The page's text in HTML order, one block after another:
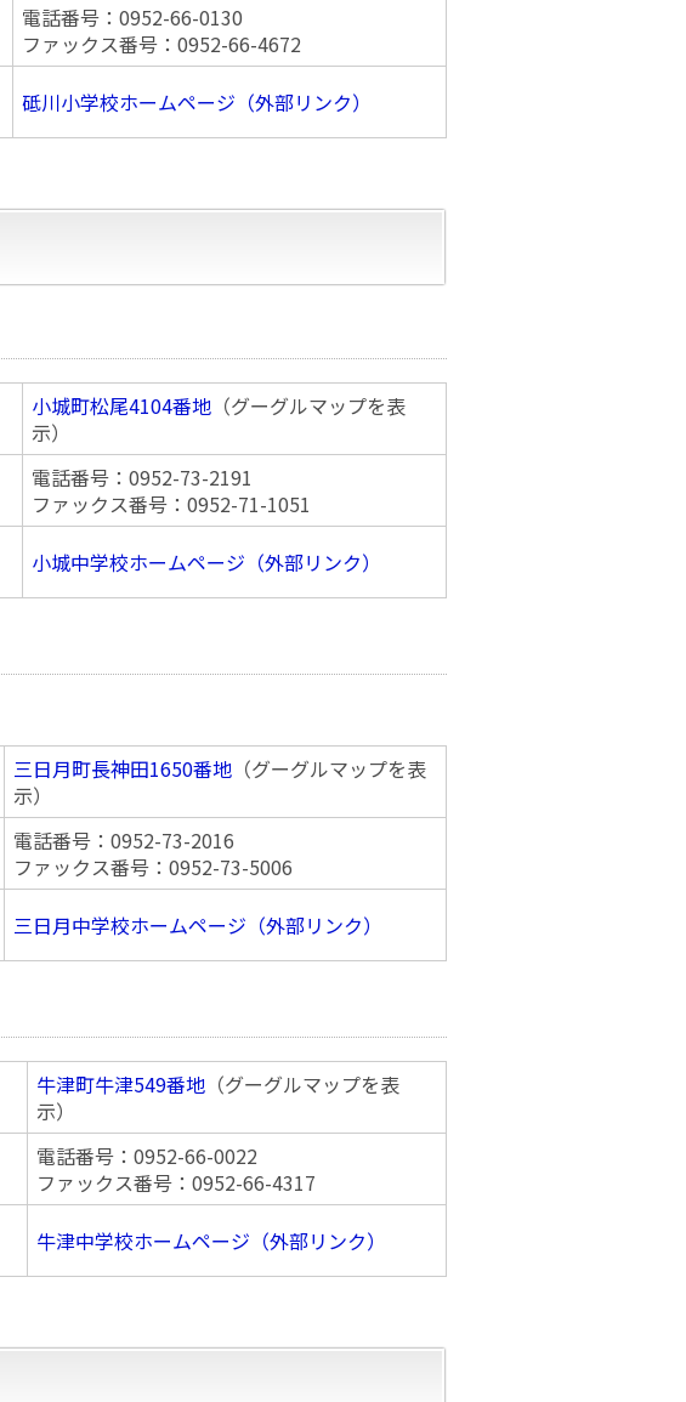
電話番号：0952-66-0130
ファックス番号：0952-66-4672
砥川小学校ホームページ（外部リンク）
小城町松尾4104番地 （グーグルマップを表
示）
電話番号：0952-73-2191
ファックス番号：0952-71-1051
小城中学校ホームページ（外部リンク）
三日月町長神田1650番地 （グーグルマップを表
示）
電話番号：0952-73-2016
ファックス番号：0952-73-5006
三日月中学校ホームページ（外部リンク）
牛津町牛津549番地 （グーグルマップを表
示）
電話番号：0952-66-0022
ファックス番号：0952-66-4317
牛津中学校ホームページ（外部リンク）